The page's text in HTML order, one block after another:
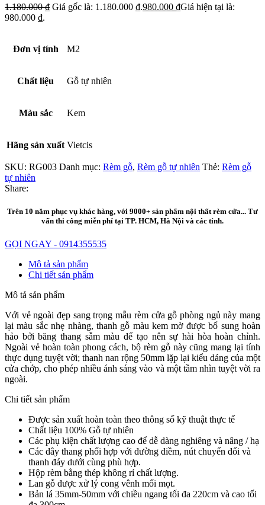
1.180.000₫ Giá gốc là: 1.180.000 ₫.980.000 ₫Giá hiện tại là:
980.000 ₫.
Đơn vị tính M2
Chất liệu Gỗ tự nhiên
Màu sắc Kem
Hãng sản xuất Vietcis
SKU: RG003 Danh mục: Rèm gỗ, Rèm gỗ tự nhiên Thẻ: Rèm gỗ
tự nhiên
Share:
Trên 10 năm phục vụ khác hàng, với 9000+ sản phẩm nội thất rèm cửa... Tư
vấn thi công miễn phí tại TP. HCM, Hà Nội và các tỉnh.
GỌI NGAY - 0914355535
Mô tả sản phẩm
Chi tiết sản phẩm
Mô tả sản phẩm
Với vẻ ngoài đẹp sang trọng mẫu rèm cửa gỗ phòng ngủ này mang
lại màu sắc nhẹ nhàng, thanh gỗ màu kem mờ được bổ sung hoàn
hảo bởi băng thang sẫm màu để tạo nên sự hài hòa hoàn chỉnh.
Ngoài vẻ hoàn toàn phong cách, bộ rèm gỗ này cũng mang lại tính
thực dụng tuyệt vời; thanh nan rộng 50mm lặp lại kiểu dáng của một
cửa chớp, cho phép nhiều ánh sáng vào và một tầm nhìn tuyệt vời ra
ngoài.
Chi tiết sản phẩm
Được sản xuất hoàn toàn theo thông số kỹ thuật thực tế
Chất liệu 100% Gỗ tự nhiên
Các phụ kiện chất lượng cao để dễ dàng nghiêng và nâng / hạ
Các dây thang phối hợp với đường diềm, nút chuyển đổi và
thanh đáy dưới cùng phù hợp.
Hộp rèm bằng thép không rỉ chất lượng.
Lan gỗ được xử lý cong vênh mối mọt.
Bản lá 35mm-50mm với chiều ngang tối đa 220cm và cao tối